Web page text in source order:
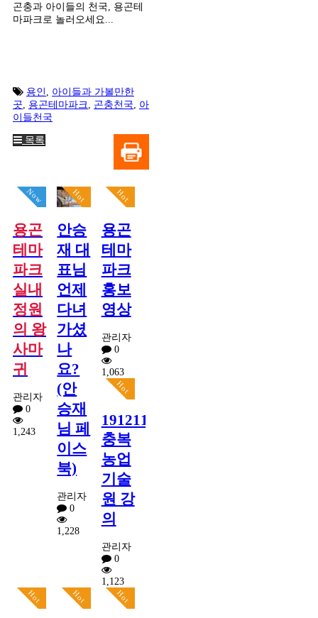
곤충과 아이들의 천국, 용곤테
마파크로 놀러오세요...
용인
아이들과 가볼만한
곳
용곤테마파크 곤충천국
아
이들천국
목록
Now
용곤
테마
파크
실내
정원
의 왕
사마
귀
관리자
0
1,243
Hot
안승
재 대
표님
언제
다녀
가셨
나
요?
(안
승재
님 페
이스
북)
관리자
0
1,228
Hot
용곤
테마
파크
홍보
영상
관리자
0
1,063
Hot
191211
충복
농업
기술
원 강
의
관리자
0
1,123
Hot Hot Hot